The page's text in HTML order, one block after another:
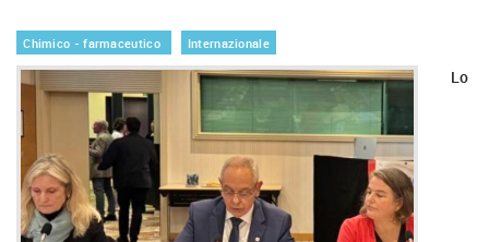
Chimico - farmaceutico Internazionale
Lo